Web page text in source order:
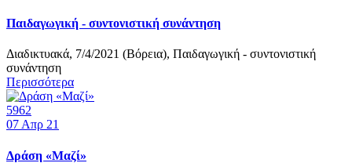
Παιδαγωγική - συντονιστική συνάντηση
Διαδικτυακά, 7/4/2021 (Βόρεια), Παιδαγωγική - συντονιστική
συνάντηση
Περισσότερα
5962
07 Απρ 21
Δράση «Μαζί»